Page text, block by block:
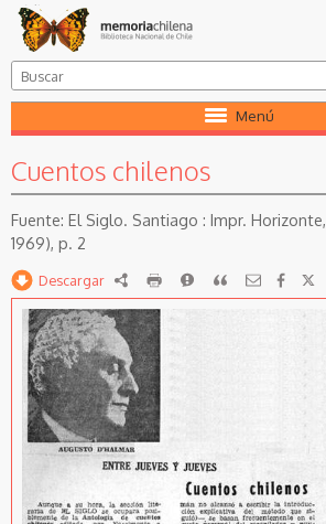
Menú
Cuentos chilenos
El Siglo. Santiago : Impr. Horizonte,
1969), p. 2
Descargar RDF imprimirReportarCitar